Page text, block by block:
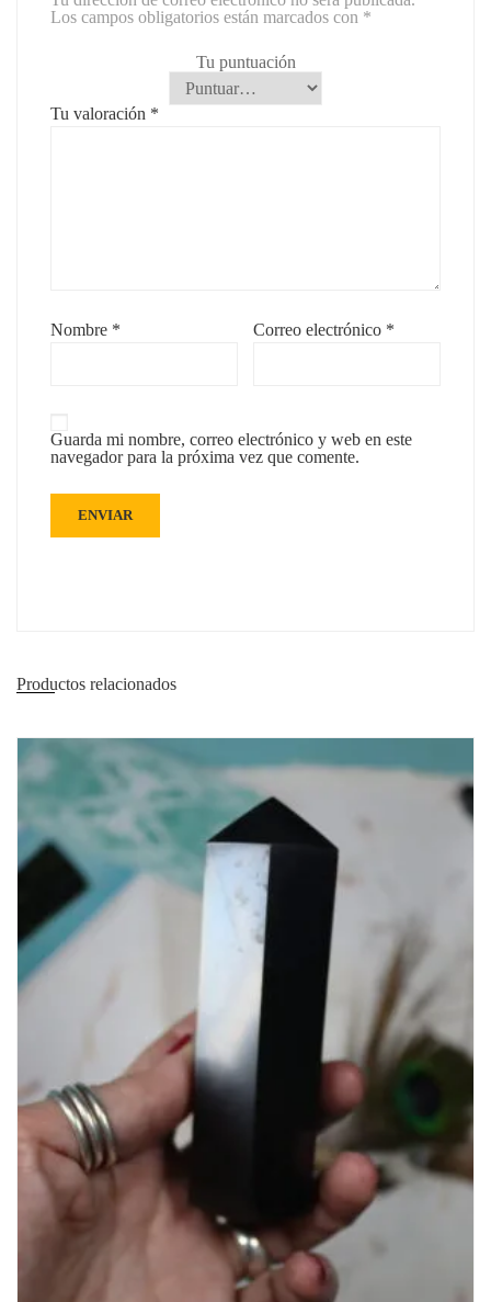
Los campos obligatorios están marcados con *
Tu puntuación
Tu valoración *
Nombre * Correo electrónico *
Guarda mi nombre, correo electrónico y web en este
navegador para la próxima vez que comente.
Productos relacionados